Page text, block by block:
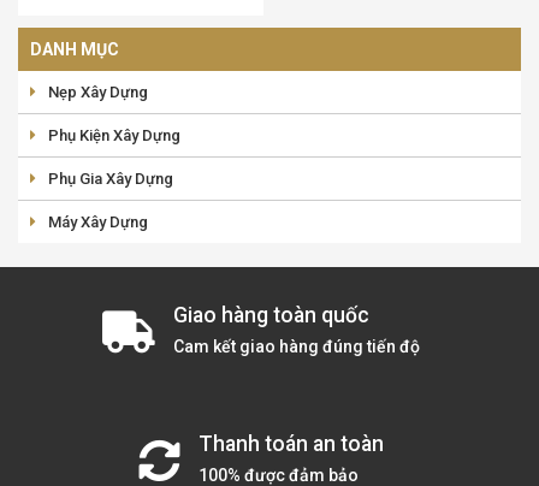
DANH MỤC
Nẹp Xây Dựng
Phụ Kiện Xây Dựng
Phụ Gia Xây Dựng
Máy Xây Dựng
Giao hàng toàn quốc
Cam kết giao hàng đúng tiến độ
Thanh toán an toàn
100% được đảm bảo